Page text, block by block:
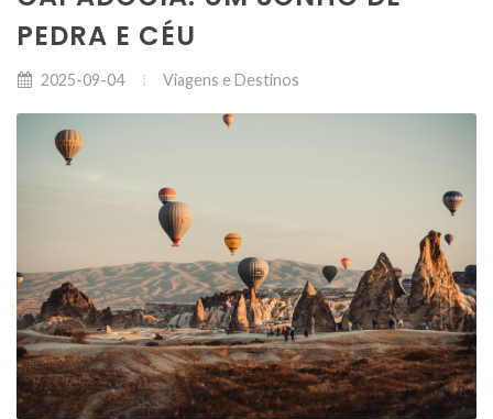
PEDRA E CÉU
2025-09-04 Viagens e Destinos